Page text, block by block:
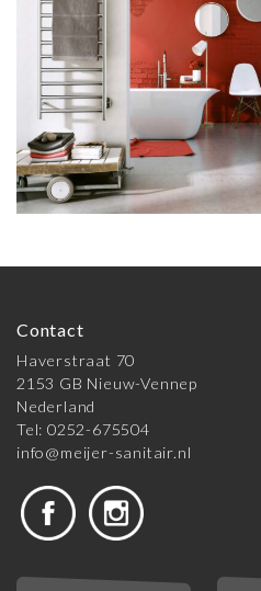
Contact
Haverstraat 70
2153 GB Nieuw-Vennep
Nederland
Tel: 0252-675504
info@meijer-sanitair.nl